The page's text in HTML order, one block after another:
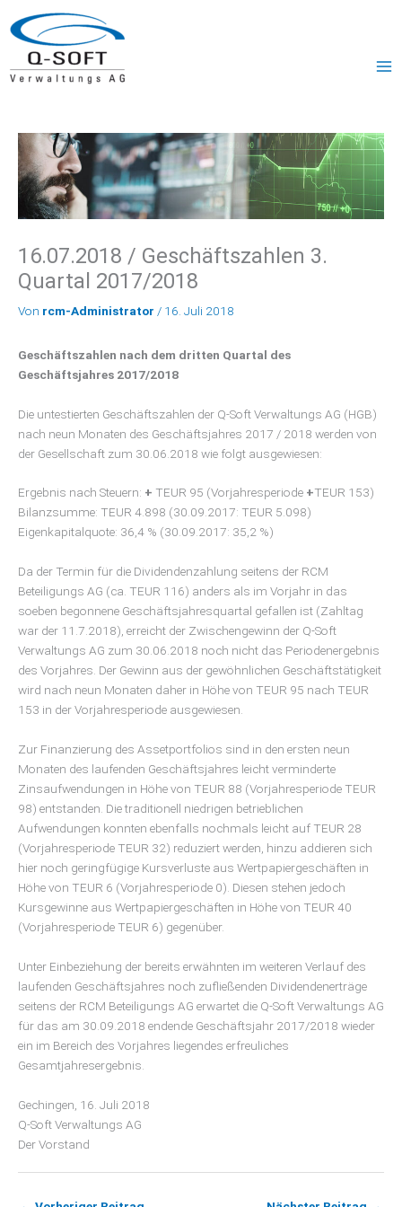
Inhalt
springen
16.07.2018 / Geschäftszahlen 3.
Quartal 2017/2018
Von rcm-Administrator / 16. Juli 2018
Geschäftszahlen nach dem dritten Quartal des
Geschäftsjahres 2017/2018
Die untestierten Geschäftszahlen der Q-Soft Verwaltungs AG (HGB)
nach neun Monaten des Geschäftsjahres 2017 / 2018 werden von
der Gesellschaft zum 30.06.2018 wie folgt ausgewiesen:
Ergebnis nach Steuern: + TEUR 95 (Vorjahresperiode +TEUR 153)
Bilanzsumme: TEUR 4.898 (30.09.2017: TEUR 5.098)
Eigenkapitalquote: 36,4 % (30.09.2017: 35,2 %)
Da der Termin für die Dividendenzahlung seitens der RCM
Beteiligungs AG (ca. TEUR 116) anders als im Vorjahr in das
soeben begonnene Geschäftsjahresquartal gefallen ist (Zahltag
war der 11.7.2018), erreicht der Zwischengewinn der Q-Soft
Verwaltungs AG zum 30.06.2018 noch nicht das Periodenergebnis
des Vorjahres. Der Gewinn aus der gewöhnlichen Geschäftstätigkeit
wird nach neun Monaten daher in Höhe von TEUR 95 nach TEUR
153 in der Vorjahresperiode ausgewiesen.
Zur Finanzierung des Assetportfolios sind in den ersten neun
Monaten des laufenden Geschäftsjahres leicht verminderte
Zinsaufwendungen in Höhe von TEUR 88 (Vorjahresperiode TEUR
98) entstanden. Die traditionell niedrigen betrieblichen
Aufwendungen konnten ebenfalls nochmals leicht auf TEUR 28
(Vorjahresperiode TEUR 32) reduziert werden, hinzu addieren sich
hier noch geringfügige Kursverluste aus Wertpapiergeschäften in
Höhe von TEUR 6 (Vorjahresperiode 0). Diesen stehen jedoch
Kursgewinne aus Wertpapiergeschäften in Höhe von TEUR 40
(Vorjahresperiode TEUR 6) gegenüber.
Unter Einbeziehung der bereits erwähnten im weiteren Verlauf des
laufenden Geschäftsjahres noch zufließenden Dividendenerträge
seitens der RCM Beteiligungs AG erwartet die Q-Soft Verwaltungs AG
für das am 30.09.2018 endende Geschäftsjahr 2017/2018 wieder
ein im Bereich des Vorjahres liegendes erfreuliches
Gesamtjahresergebnis.
Gechingen, 16. Juli 2018
Q-Soft Verwaltungs AG
Der Vorstand